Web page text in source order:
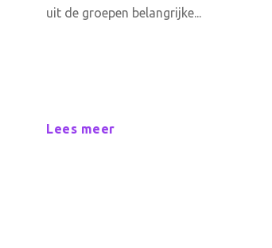
uit de groepen belangrijke...
Lees meer